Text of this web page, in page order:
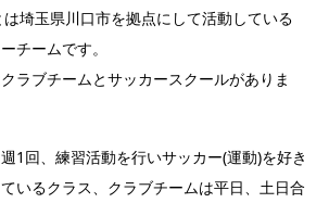
は埼玉県川口市を拠点にして活動している
チームです。
ラブチームとサッカースクールがありま
1回、練習活動を行いサッカー(運動)を好き
いるクラス、クラブチームは平日、土日合